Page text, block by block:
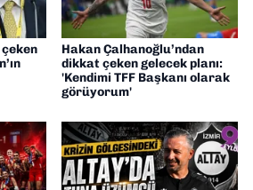
Hakan Çalhanoğlu’ndan
dikkat çeken gelecek planı:
'Kendimi TFF Başkanı olarak
görüyorum'